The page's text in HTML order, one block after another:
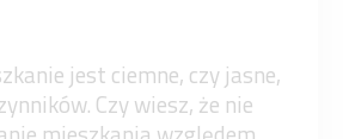
jest ciemne, czy jasne,
Czy wiesz, że nie